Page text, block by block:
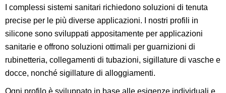
I complessi sistemi sanitari richiedono soluzioni di tenuta
precise per le più diverse applicazioni. I nostri profili in
silicone sono sviluppati appositamente per applicazioni
sanitarie e offrono soluzioni ottimali per guarnizioni di
rubinetteria, collegamenti di tubazioni, sigillature di vasche e
docce, nonché sigillature di alloggiamenti.
Ogni profilo è sviluppato in base alle esigenze individuali e